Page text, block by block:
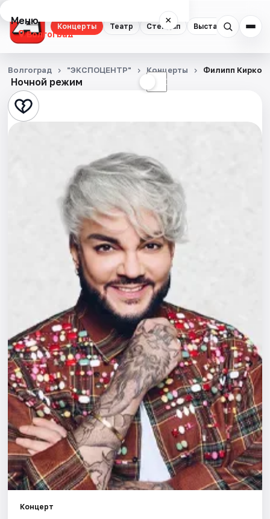
Концерты Театр Стендап Выставки
Меню ×
Волгоград
Концерты
Театр
Стендап
Площадки
Артисты
Рейтинги
Ночной режим ☾
Волгоград "ЭКСПОЦЕНТР" Концерты Филипп
Концерт